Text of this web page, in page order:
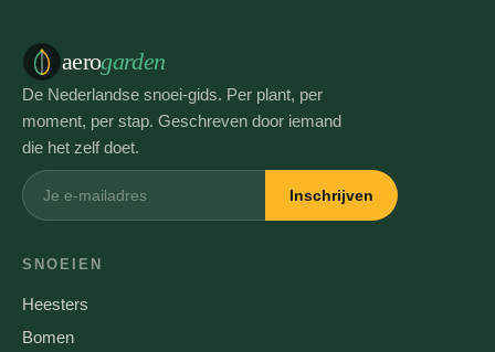
aerogarden
De Nederlandse snoei-gids. Per plant, per
moment, per stap. Geschreven door iemand
die het zelf doet.
Inschrijven
SNOEIEN
Heesters
Bomen